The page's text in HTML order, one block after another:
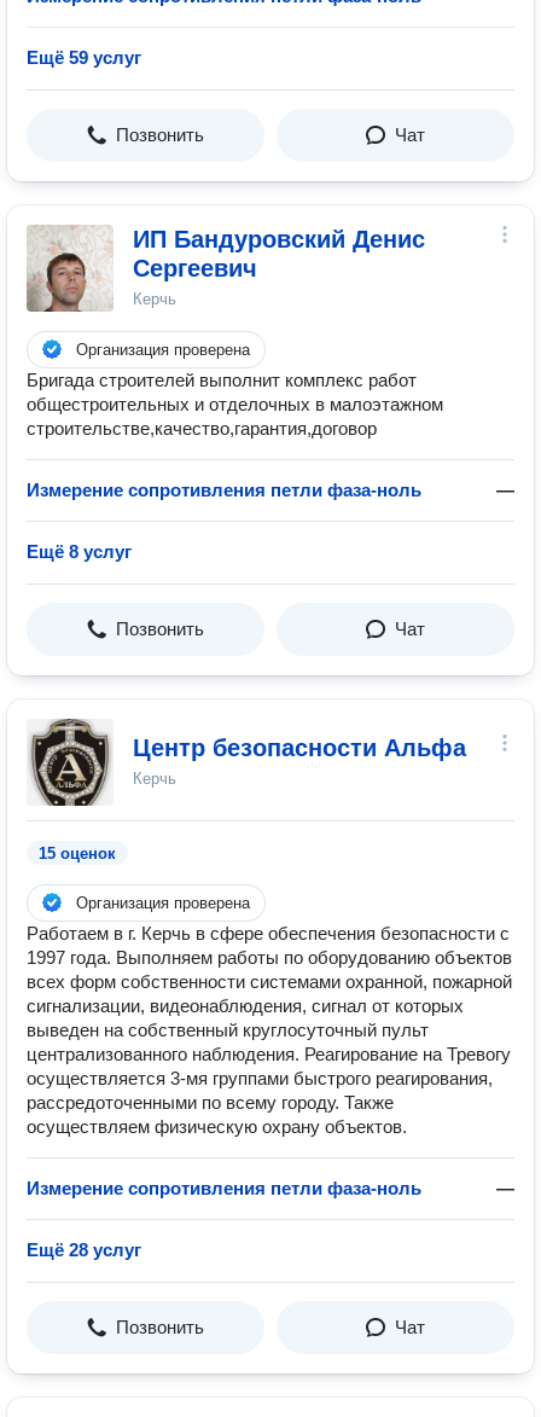
Ещё 59 услуг
Позвонить Чат
ИП Бандуровский Денис
Сергеевич
Керчь
Организация проверена
Бригада строителей выполнит комплекс работ
общестроительных и отделочных в малоэтажном
строительстве,качество,гарантия,договор
Измерение сопротивления петли фаза-ноль —
Ещё 8 услуг
Позвонить Чат
Центр безопасности Альфа
Керчь
15 оценок
Организация проверена
Работаем в г. Керчь в сфере обеспечения безопасности с
1997 года. Выполняем работы по оборудованию объектов
всех форм собственности системами охранной, пожарной
сигнализации, видеонаблюдения, сигнал от которых
выведен на собственный круглосуточный пульт
централизованного наблюдения. Реагирование на Тревогу
осуществляется 3-мя группами быстрого реагирования,
рассредоточенными по всему городу. Также
осуществляем физическую охрану объектов.
Измерение сопротивления петли фаза-ноль —
Ещё 28 услуг
Позвонить Чат